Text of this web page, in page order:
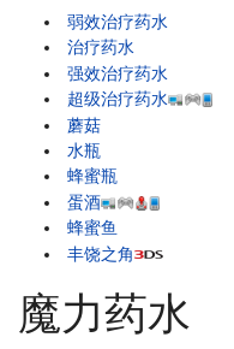
弱效治疗药水
治疗药水
强效治疗药水
超级治疗药水
蘑菇
水瓶
蜂蜜瓶
蛋酒
蜂蜜鱼
丰饶之角
魔力药水